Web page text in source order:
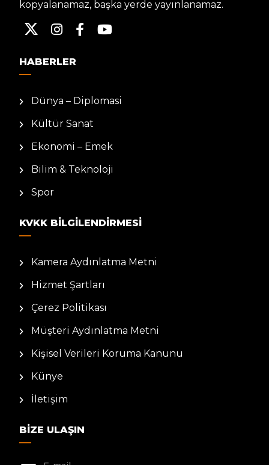
kopyalanamaz, başka yerde yayınlanamaz.
HABERLER
Dünya – Diplomasi
Kültür Sanat
Ekonomi – Emek
Bilim & Teknoloji
Spor
KVKK BILGILENDIRMESI
Kamera Aydınlatma Metni
Hizmet Şartları
Çerez Politikası
Müşteri Aydınlatma Metni
Kişisel Verileri Koruma Kanunu
Künye
İletişim
BIZE ULAŞIN